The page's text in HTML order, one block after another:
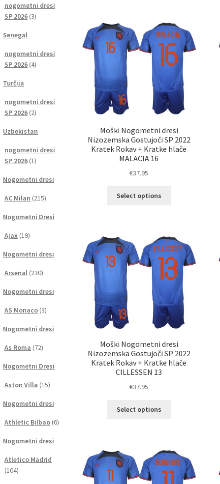
Možnosti
lahko
izberete
na
strani
izdelka
Moški Nogometni dresi
Nizozemska Gostujoči SP 2022
Kratek Rokav + Kratke hlače
MALACIA 16
€37.95
Select options
Možnosti
lahko
izberete
na
strani
izdelka
Moški Nogometni dresi
Nizozemska Gostujoči SP 2022
Kratek Rokav + Kratke hlače
CILLESSEN 13
€37.95
Select options
Možnosti
lahko
izberete
nogometni dresi
SP 2026 33
Senegal
nogometni dresi
SP 2026 44
Turčija
nogometni dresi
SP 2026 22
Uzbekistan
nogometni dresi
SP 2026 11
Nogometni dresi
AC Milan 215215
Nogometni Dresi
Ajax 1919
Nogometni dresi
Arsenal 230230
Nogometni dresi
AS Monaco 33
Nogometni dresi
As Roma 7272
Nogometni Dresi
Aston Villa 1515
Nogometni dresi
Athletic Bilbao 66
Nogometni dresi
Atletico Madrid
104104